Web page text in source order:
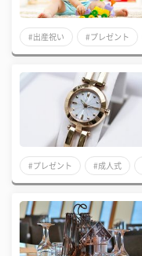
#出産祝い #プレゼント
#プレゼント #成人式